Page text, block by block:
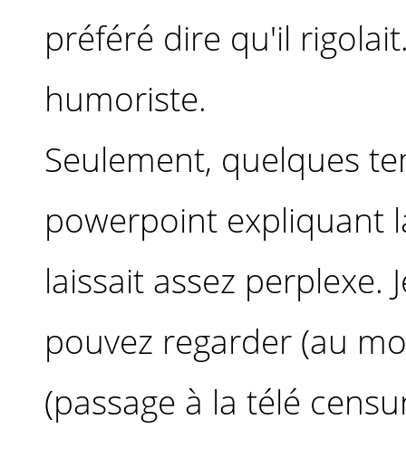
préféré dire qu'il
humoriste.
Seulement, quelques
powerpoint expliquant
laissait assez perplexe.
pouvez regarder (au
(passage à la télé